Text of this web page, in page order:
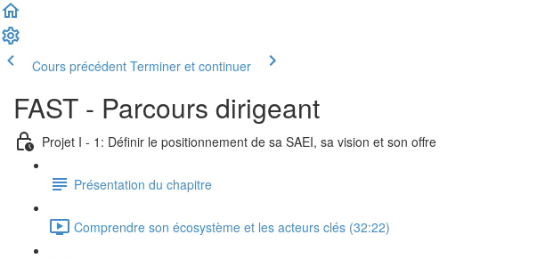
Cours précédent Terminer et continuer
FAST - Parcours dirigeant
Projet I - 1: Définir le positionnement de sa SAEI, sa vision et son offre
Présentation du chapitre
Comprendre son écosystème et les acteurs clés (32:22)